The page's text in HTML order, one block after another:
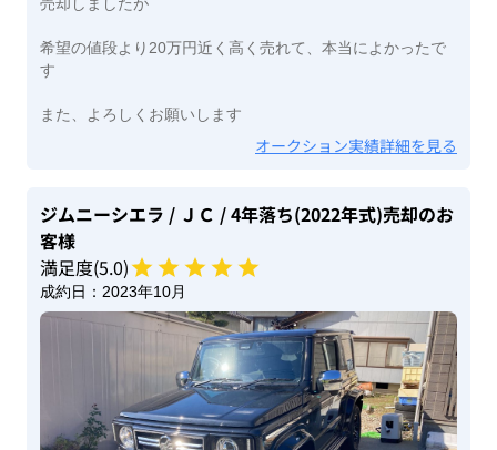
売却しましたが
希望の値段より20万円近く高く売れて、本当によかったで
す
また、よろしくお願いします
オークション実績詳細を見る
ジムニーシエラ / ＪＣ / 4年落ち(2022年式)売却のお
客様
満足度(5.0)
成約日： 2023年10月